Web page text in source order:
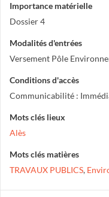
Importance matérielle
Dossier 4
Modalités d'entrées
Versement Pôle
Conditions d'accès
Communicabilité :
Mots clés lieux
Alès
Mots clés matières
TRAVAUX PUBLICS,